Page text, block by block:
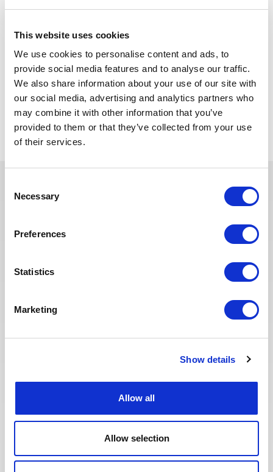
This website uses cookies
We use cookies to personalise content and ads, to
provide social media features and to analyse our traffic.
We also share information about your use of our site with
our social media, advertising and analytics partners who
may combine it with other information that you’ve
provided to them or that they’ve collected from your use
of their services.
Selection
Necessary
Preferences
Statistics
Marketing
Show details
Allow all
Allow selection
travaux de priorités.
§ Bonne maitrise du français et de l’anglais à l’oral et a l’écrit.
§ Bonne maitrise du pack Office.
Back to all jobs
You may also like these jobs
CONSTRUCTION & COMMISSIONING Posted 9 days ago
Mechanical Commissioning
Supervisor
UNITED ARAB
OIL & GAS
Commissioning Supervisor – Onshore Operations
(Staff) for a staff role in the UAE